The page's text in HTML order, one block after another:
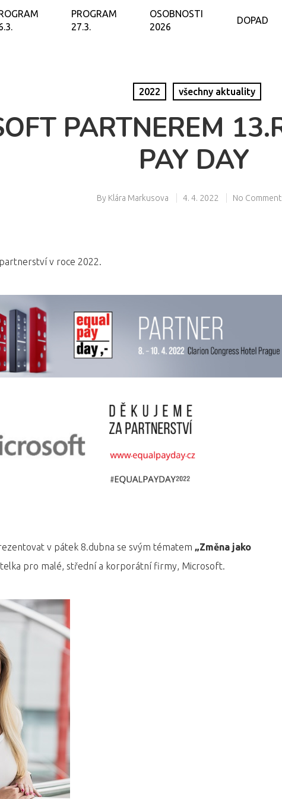
PROGRAM
27.3.
OSOBNOSTI
2026
DOPAD
2022 všechny aktuality
PARTNEREM
PAY DAY
By Klára Markusova 4. 4. 2022 No
v roce 2022.
v pátek 8.dubna se svým tématem „Změna jako
pro malé, střední a korporátní firmy, Microsoft.